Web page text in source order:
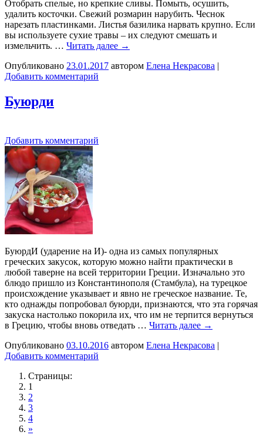
Отобрать спелые, но крепкие сливы. Помыть, осушить,
удалить косточки. Свежий розмарин нарубить. Чеснок
нарезать пластинками. Листья базилика нарвать крупно. Если
вы используете сухие травы – их следуют смешать и
измельчить. … Читать далее →
Опубликовано 23.01.2017 автором Елена Некрасова |
Добавить комментарий
Буюрди
Добавить комментарий
БуюрдИ (ударение на И)- одна из самых популярных
греческих закусок, которую можно найти практически в
любой таверне на всей территории Греции. Изначально это
блюдо пришло из Константинополя (Стамбула), на турецкое
происхождение указывает и явно не греческое название. Те,
кто однажды попробовал буюрди, признаются, что эта горячая
закуска настолько покорила их, что им не терпится вернуться
в Грецию, чтобы вновь отведать … Читать далее →
Опубликовано 03.10.2016 автором Елена Некрасова |
Добавить комментарий
Страницы:
1
2
3
4
»